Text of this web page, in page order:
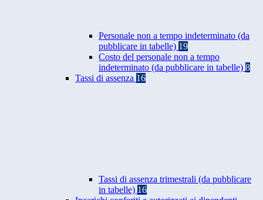
Personale non a tempo indeterminato (da
pubblicare in tabelle) 19
Costo del personale non a tempo
indeterminato (da pubblicare in tabelle) 8
Tassi di assenza 16
Tassi di assenza trimestrali (da pubblicare
in tabelle) 16